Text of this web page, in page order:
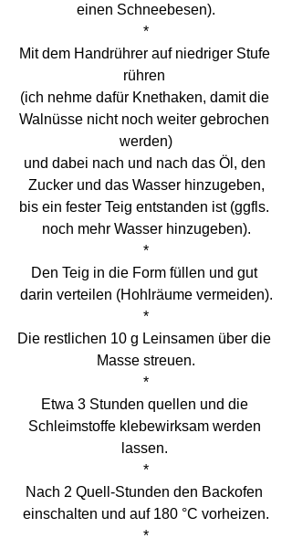
einen Schneebesen).
*
Mit dem Handrührer auf niedriger Stufe
rühren
(ich nehme dafür Knethaken, damit die
Walnüsse nicht noch weiter gebrochen
werden)
und dabei nach und nach das Öl, den
Zucker und das Wasser hinzugeben,
bis ein fester Teig entstanden ist (ggfls.
noch mehr Wasser hinzugeben).
*
Den Teig in die Form füllen und gut
darin verteilen (Hohlräume vermeiden).
*
Die restlichen 10 g Leinsamen über die
Masse streuen.
*
Etwa 3 Stunden quellen und die
Schleimstoffe klebewirksam werden
lassen.
*
Nach 2 Quell-Stunden den Backofen
einschalten und auf 180 °C vorheizen.
*